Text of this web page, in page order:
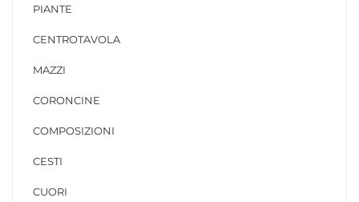
PIANTE
CENTROTAVOLA
MAZZI
CORONCINE
COMPOSIZIONI
CESTI
CUORI